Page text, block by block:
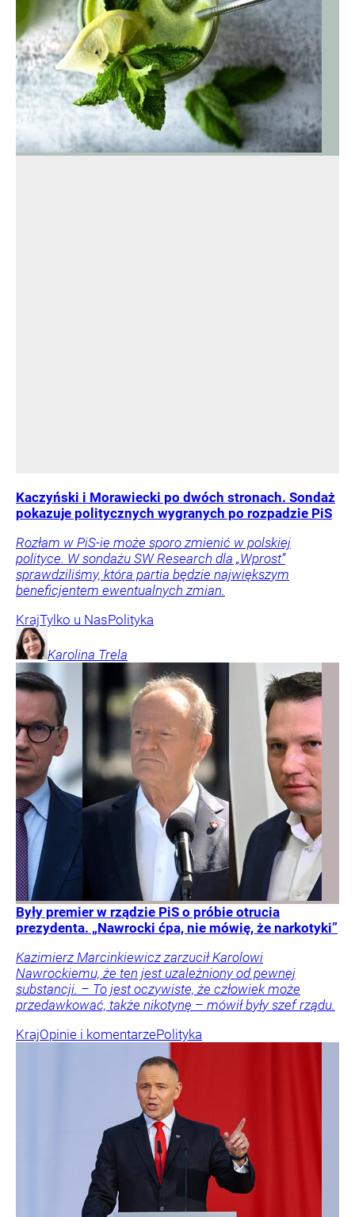
Kaczyński i Morawiecki po dwóch stronach. Sondaż
pokazuje politycznych wygranych po rozpadzie PiS
Rozłam w PiS-ie może sporo zmienić w polskiej
polityce. W sondażu SW Research dla „Wprost”
sprawdziliśmy, która partia będzie największym
beneficjentem ewentualnych zmian.
KrajTylko u NasPolityka
Karolina Trela
Były premier w rządzie PiS o próbie otrucia
prezydenta. „Nawrocki ćpa, nie mówię, że narkotyki”
Kazimierz Marcinkiewicz zarzucił Karolowi
Nawrockiemu, że ten jest uzależniony od pewnej
substancji. – To jest oczywiste, że człowiek może
przedawkować, także nikotynę – mówił były szef rządu.
KrajOpinie i komentarzePolityka